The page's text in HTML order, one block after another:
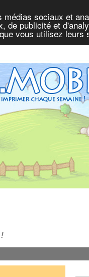
sociaux et
de publicité et
vous utilisez leurs
!